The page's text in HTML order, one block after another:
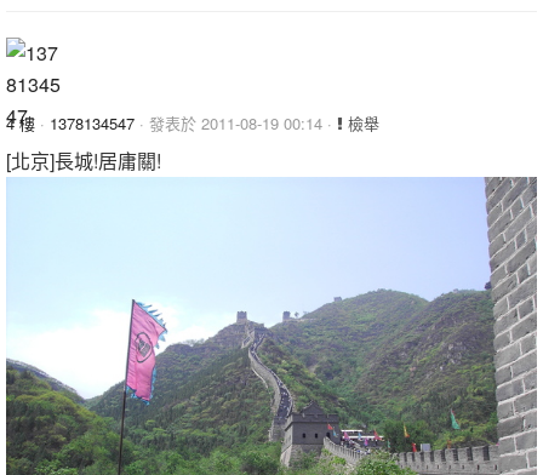
4 樓 · 1378134547 · 發表於 2011-08-19 00:14 · 檢舉
[北京]長城!居庸關!